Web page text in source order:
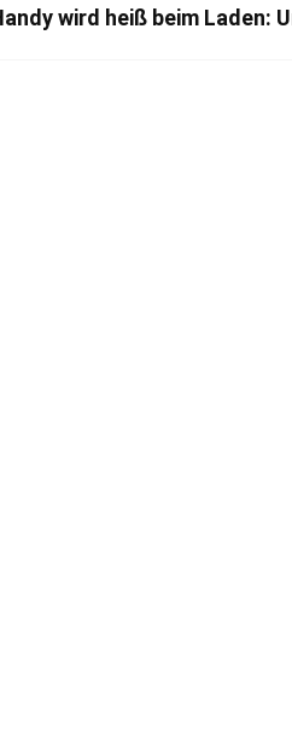
wird heiß beim Laden: